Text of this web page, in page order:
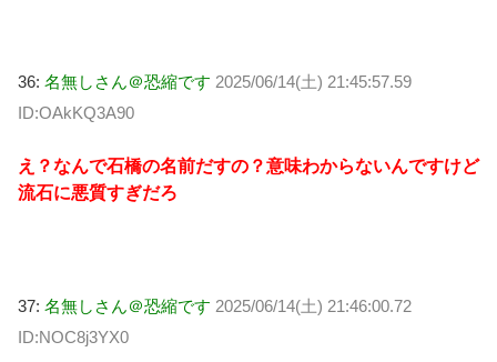
36: 名無しさん＠恐縮です 2025/06/14(土) 21:45:57.59
ID:OAkKQ3A90
え？なんで石橋の名前だすの？意味わからないんですけど
流石に悪質すぎだろ
37: 名無しさん＠恐縮です 2025/06/14(土) 21:46:00.72
ID:NOC8j3YX0